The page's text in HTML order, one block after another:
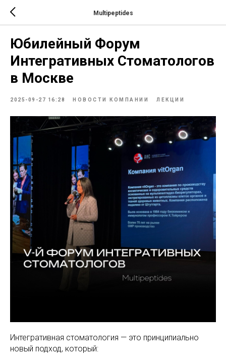
Multipeptides
Юбилейный Форум
Интегративных Стоматологов
в Москве
2025-09-27 16:28 НОВОСТИ КОМПАНИИ ЛЕКЦИИ
Интегративная стоматология — это принципиально
новый подход, который: